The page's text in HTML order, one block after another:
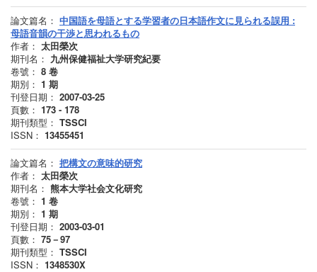
論文篇名： 中国語を母語とする学習者の日本語作文に見られる誤用 :
母語音韻の干渉と思われるもの
作者： 太田榮次
期刊名： 九州保健福祉大学研究紀要
卷號： 8 卷
期別： 1 期
刊登日期： 2007-03-25
頁數： 173 - 178
期刊類型： TSSCI
ISSN： 13455451
論文篇名： 把構文の意味的研究
作者： 太田榮次
期刊名： 熊本大学社会文化研究
卷號： 1 卷
期別： 1 期
刊登日期： 2003-03-01
頁數： 75－97
期刊類型： TSSCI
ISSN： 1348530X